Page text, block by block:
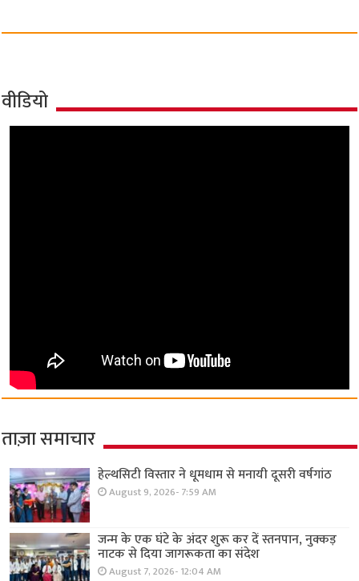
वीडियो
ताज़ा समाचार
हेल्थसिटी विस्तार ने धूमधाम से मनायी दूसरी वर्षगांठ
August 9, 2026- 7:59 AM
जन्म के एक घंटे के अंदर शुरू कर दें स्तनपान, नुक्कड़
नाटक से दिया जागरूकता का संदेश
August 7, 2026- 12:04 AM